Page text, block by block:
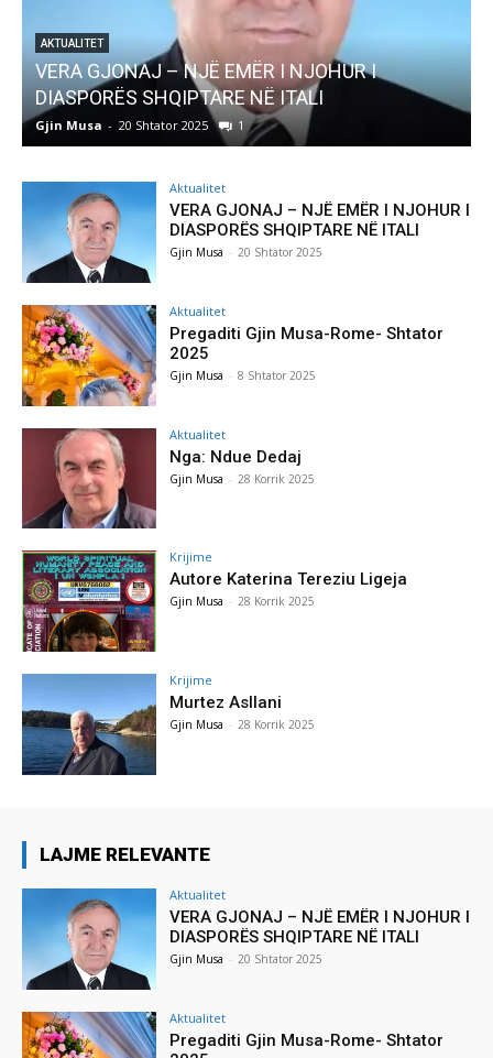
AKTUALITET
Pregaditi Gjin Musa-Rome- Shtator 2025
Gjin Musa - 8 Shtator 2025 0
Aktualitet
VERA GJONAJ – NJË EMËR I NJOHUR I
DIASPORËS SHQIPTARE NË ITALI
Gjin Musa - 20 Shtator 2025
Aktualitet
Pregaditi Gjin Musa-Rome- Shtator
2025
Gjin Musa - 8 Shtator 2025
Aktualitet
Nga: Ndue Dedaj
Gjin Musa - 28 Korrik 2025
Krijime
Autore Katerina Tereziu Ligeja
Gjin Musa - 28 Korrik 2025
Krijime
Murtez Asllani
Gjin Musa - 28 Korrik 2025
LAJME RELEVANTE
Aktualitet
VERA GJONAJ – NJË EMËR I NJOHUR I
DIASPORËS SHQIPTARE NË ITALI
Gjin Musa - 20 Shtator 2025
Aktualitet
Pregaditi Gjin Musa-Rome- Shtator